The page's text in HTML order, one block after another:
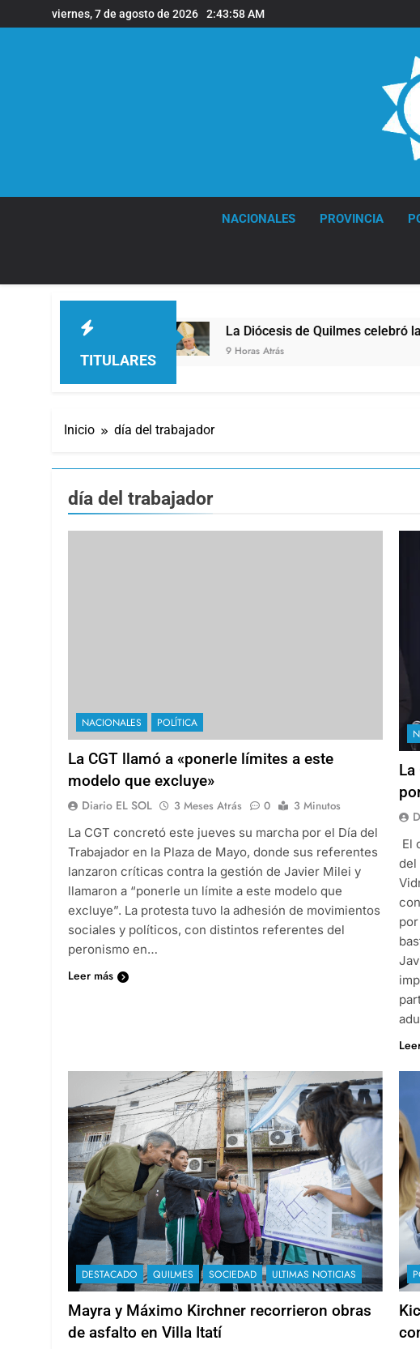
al
viernes, 7 de agosto de 2026 2:44:00 AM
NACIONALES PROVINCIA
TITULARES
La Diócesis de Quilmes celebró la visita del Papa León
Inicio día del trabajador
día del trabajador
NACIONALES POLÍTICA
La CGT llamó a «ponerle límites a este
modelo que excluye»
Diario EL SOL 3 Meses Atrás 0
3 Minutos
La CGT concretó este jueves su marcha por el Día del
Trabajador en la Plaza de Mayo, donde sus referentes
lanzaron críticas contra la gestión de Javier Milei y
llamaron a “ponerle un límite a este modelo que
excluye”. La protesta tuvo la adhesión de movimientos
sociales y políticos, con distintos referentes del
peronismo en…
Leer más
El
del
DESTACADO QUILMES SOCIEDAD ULTIMAS NOTICIAS
Mayra y Máximo Kirchner recorrieron obras
de asfalto en Villa Itatí